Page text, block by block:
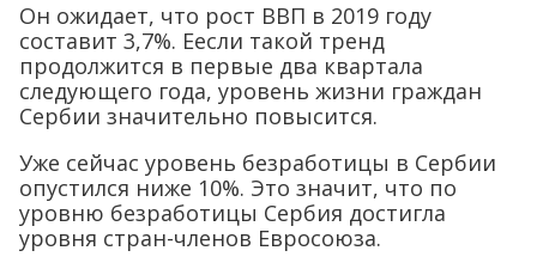
Он ожидает, что рост ВВП в 2019 году
составит 3,7%. Еесли такой тренд
продолжится в первые два квартала
следующего года, уровень жизни граждан
Сербии значительно повысится.
Уже сейчас уровень безработицы в Сербии
опустился ниже 10%. Это значит, что по
уровню безработицы Сербия достигла
уровня стран-членов Евросоюза.